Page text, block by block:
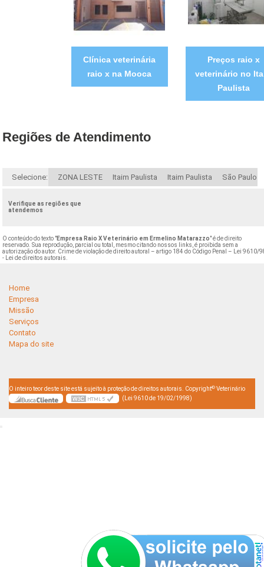
Clínica veterinária
raio x na Mooca
Preços raio x
veterinário no
Paulista
Regiões de Atendimento
Selecione: ZONA LESTE Itaim Paulista Itaim Paulista São Paulo
Verifique as regiões que
atendemos
O conteúdo do texto "Empresa Raio X Veterinário em Ermelino Matarazzo" é de direito
reservado. Sua reprodução, parcial ou total, mesmo citando nossos links, é proibida sem a
autorização do autor. Crime de violação de direito autoral – artigo 184 do Código Penal –
Lei 9610/
- Lei de direitos autorais
Home
Empresa
Missão
Serviços
Contato
Mapa do site
O inteiro teor deste site está sujeito à proteção de direitos autorais. Copyright© Veterinário
(Lei 9610 de 19/02/1998)